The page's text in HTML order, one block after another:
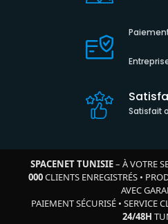
Satisfait
SPACENET TUNISIE– À VOTRE
000CLIENTS ENREGISTRÉS•
AVEC
PAIEMENT SÉCURISÉ • SERVICE
24/48H